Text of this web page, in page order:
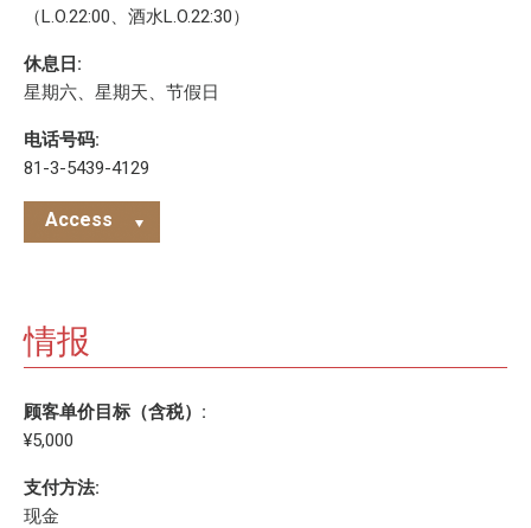
（L.O.22:00、酒水L.O.22:30）
休息日:
星期六、星期天、节假日
电话号码:
81-3-5439-4129
Access
情报
顾客单价目标（含税）:
¥5,000
支付方法:
现金